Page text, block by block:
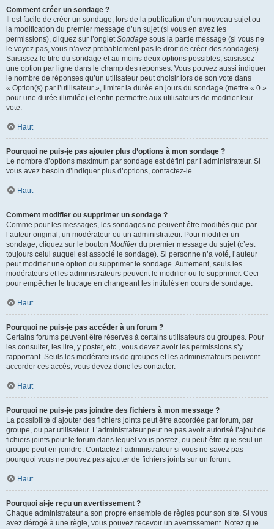
Comment créer un sondage ?
Il est facile de créer un sondage, lors de la publication d’un nouveau sujet ou
la modification du premier message d’un sujet (si vous en avez les
permissions), cliquez sur l’ongletSondage sous la partie message (si vous ne
le voyez pas, vous n’avez probablement pas le droit de créer des sondages).
Saisissez le titre du sondage et au moins deux options possibles, saisissez
une option par ligne dans le champ des réponses. Vous pouvez aussi indiquer
le nombre de réponses qu’un utilisateur peut choisir lors de son vote dans
« Option(s) par l’utilisateur », limiter la durée en jours du sondage (mettre « 0 »
pour une durée illimitée) et enfin permettre aux utilisateurs de modifier leur
vote.
Haut
Pourquoi ne puis-je pas ajouter plus d’options à mon sondage ?
Le nombre d’options maximum par sondage est défini par l’administrateur. Si
vous avez besoin d’indiquer plus d’options, contactez-le.
Haut
Comment modifier ou supprimer un sondage ?
Comme pour les messages, les sondages ne peuvent être modifiés que par
l’auteur original, un modérateur ou un administrateur. Pour modifier un
sondage, cliquez sur le bouton Modifierdu premier message du sujet (c’est
toujours celui auquel est associé le sondage). Si personne n’a voté, l’auteur
peut modifier une option ou supprimer le sondage. Autrement, seuls les
modérateurs et les administrateurs peuvent le modifier ou le supprimer. Ceci
pour empêcher le trucage en changeant les intitulés en cours de sondage.
Haut
Pourquoi ne puis-je pas accéder à un forum ?
Certains forums peuvent être réservés à certains utilisateurs ou groupes. Pour
les consulter, les lire, y poster, etc., vous devez avoir les permissions s’y
rapportant. Seuls les modérateurs de groupes et les administrateurs peuvent
accorder ces accès, vous devez donc les contacter.
Haut
Pourquoi ne puis-je pas joindre des fichiers à mon message ?
La possibilité d’ajouter des fichiers joints peut être accordée par forum, par
groupe, ou par utilisateur. L’administrateur peut ne pas avoir autorisé l’ajout de
fichiers joints pour le forum dans lequel vous postez, ou peut-être que seul un
groupe peut en joindre. Contactez l’administrateur si vous ne savez pas
pourquoi vous ne pouvez pas ajouter de fichiers joints sur un forum.
Haut
Pourquoi ai-je reçu un avertissement ?
Chaque administrateur a son propre ensemble de règles pour son site. Si vous
avez dérogé à une règle, vous pouvez recevoir un avertissement. Notez que